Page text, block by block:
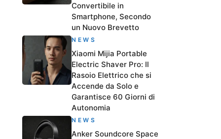
Convertibile in
Smartphone, Secondo
un Nuovo Brevetto
NEWS
Xiaomi Mijia Portable
Electric Shaver Pro: Il
Rasoio Elettrico che si
Accende da Solo e
Garantisce 60 Giorni di
Autonomia
NEWS
Anker Soundcore Space